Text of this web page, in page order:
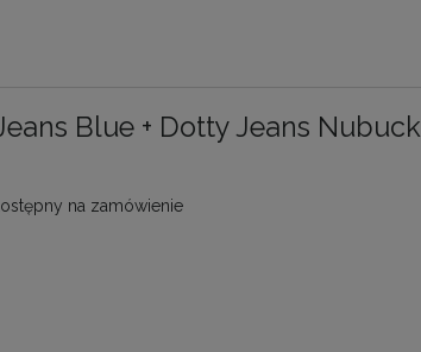
Blue + Dotty Jeans Nubuck
na zamówienie